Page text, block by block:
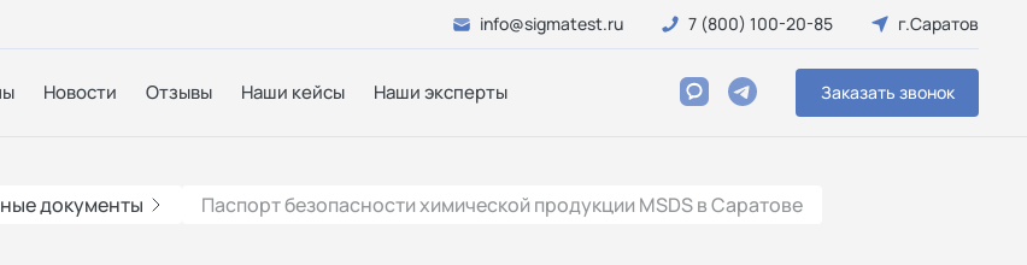
info@sigmatest.ru 7 (800) 100-20-85 г.Саратов
Новости Отзывы Наши кейсы Наши эксперты Заказать звонок
документы Паспорт безопасности химической продукции MSDS в Саратове